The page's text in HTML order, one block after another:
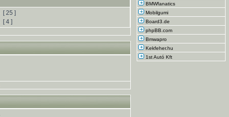
[ 25 ]
[ 4 ]
BMWfanatics
Mobilgumi
Board3.de
phpBB.com
Bmwapro
Kekfeher.hu
1st Autó Kft